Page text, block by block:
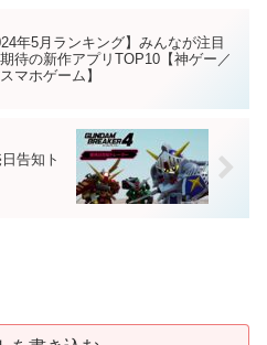
年5月ランキング】みんなが注目
待の新作アプリTOP10【神ゲー／
マホゲーム】
告知ト